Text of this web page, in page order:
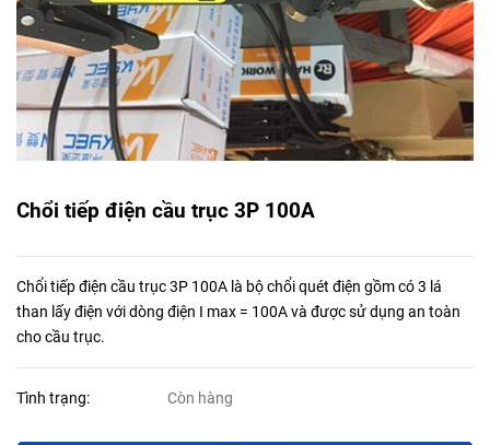
Chổi tiếp điện cầu trục 3P 100A
Chổi tiếp điện cầu trục 3P 100A là bộ chổi quét điện gồm có 3 lá
than lấy điện với dòng điện I max = 100A và được sử dụng an toàn
cho cầu trục.
Tình trạng: Còn hàng